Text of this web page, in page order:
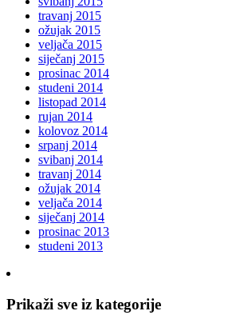
travanj 2015
ožujak 2015
veljača 2015
siječanj 2015
prosinac 2014
studeni 2014
listopad 2014
rujan 2014
kolovoz 2014
srpanj 2014
svibanj 2014
travanj 2014
ožujak 2014
veljača 2014
siječanj 2014
prosinac 2013
studeni 2013
Prikaži sve iz kategorije